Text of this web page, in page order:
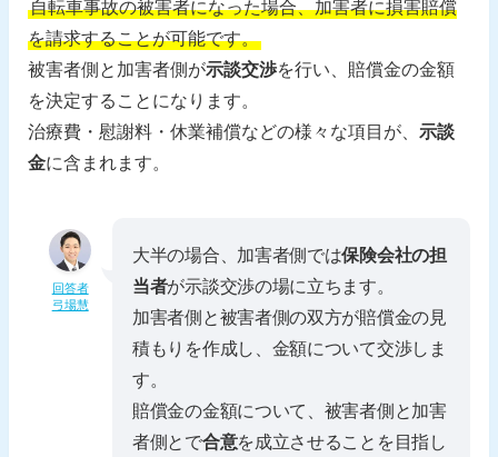
自転車事故の被害者になった場合、加害者に損害賠償
を請求することが可能です。
被害者側と加害者側が示談交渉を行い、賠償金の金額
を決定することになります。
治療費・慰謝料・休業補償などの様々な項目が、示談
金に含まれます。
回答者
弓場慧
大半の場合、加害者側では保険会社の担
当者が示談交渉の場に立ちます。
加害者側と被害者側の双方が賠償金の見
積もりを作成し、金額について交渉しま
す。
賠償金の金額について、被害者側と加害
者側とで合意を成立させることを目指し